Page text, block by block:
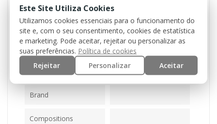
Reference 10175E
Data Sheet
Brand
Compositions
Este Site Utiliza Cookies
Utilizamos cookies essenciais para o funcionamento do
site e, com o seu consentimento, cookies de estatística
e marketing. Pode aceitar, rejeitar ou personalizar as
suas preferências. Política de cookies
Rejeitar
Personalizar Aceitar